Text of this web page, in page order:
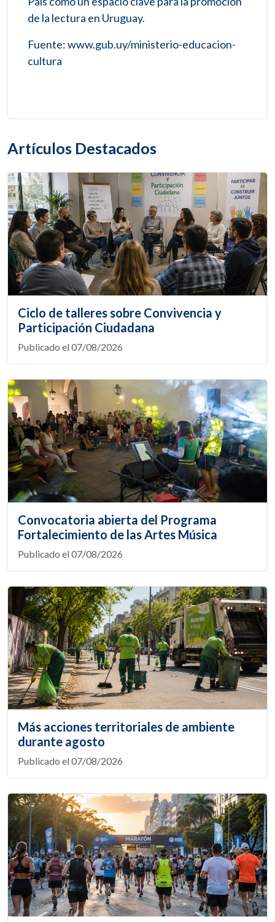
de la lectura en Uruguay.
Fuente: www.gub.uy/ministerio-educacion-
cultura
Artículos Destacados
Ciclo de talleres sobre Convivencia y
Participación Ciudadana
Publicado el 07/08/2026
Convocatoria abierta del Programa
Fortalecimiento de las Artes Música
Publicado el 07/08/2026
Más acciones territoriales de ambiente
durante agosto
Publicado el 07/08/2026